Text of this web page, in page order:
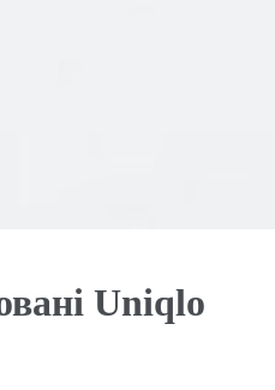
Uniqlo